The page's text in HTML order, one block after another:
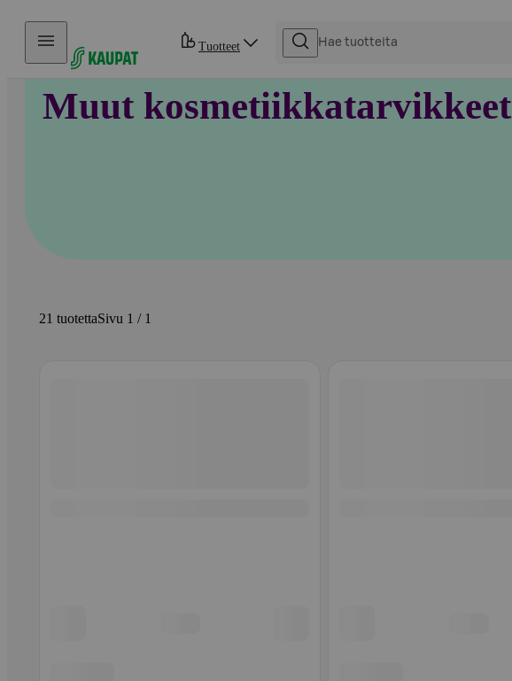
Hyppää sisältöön
Tuotteet
Muut kosmetiikkatarvikkeet
21 tuotettaSivu 1 / 1